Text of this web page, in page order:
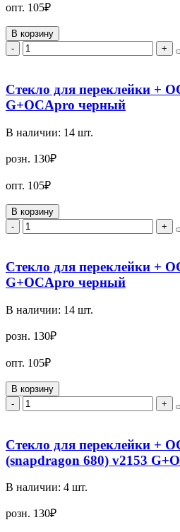
опт. 105₽
В корзину
-
+
Стекло для переклейки +
G+OCApro черный
В наличии: 14 шт.
розн. 130₽
опт. 105₽
В корзину
-
+
Стекло для переклейки +
G+OCApro черный
В наличии: 14 шт.
розн. 130₽
опт. 105₽
В корзину
-
+
Стекло для переклейки +
(snapdragon 680) v2153
В наличии: 4 шт.
розн. 130₽